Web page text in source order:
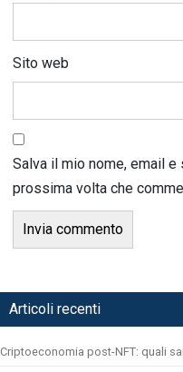
Sito web
Salva il mio nome, email
prossima volta che
Articoli recenti
Criptoeconomia post-NFT: quali